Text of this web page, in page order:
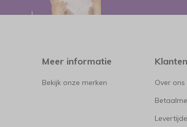
Meer informatie
Bekijk onze merken
Over